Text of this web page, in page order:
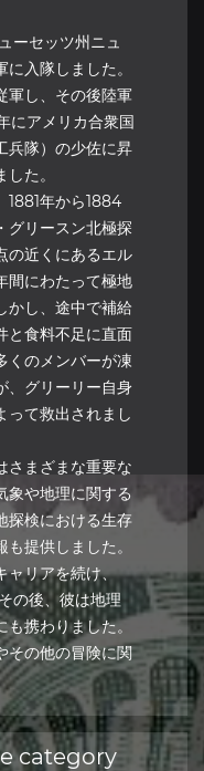
ーセッツ州ニュ
入隊しました。
軍し、その後陸軍
にアメリカ合衆国
兵隊）の少佐に昇
た。
1881年から1884
グリースン北極探
の近くにあるエル
間にわたって極地
かし、途中で補給
と食料不足に直面
くのメンバーが凍
、グリーリー自身
って救出されまし
さまざまな重要な
象や地理に関する
探検における生存
提供しました。
ャリアを続け、
の後、彼は地理
携わりました。
その他の冒険に関
category